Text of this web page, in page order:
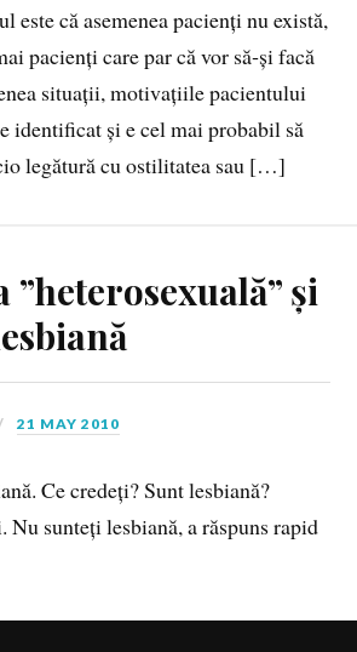
este că asemenea pacienți nu există,
pacienți care par că vor să‑și facă
situații, motivațiile pacientului
identificat și e cel mai probabil să
legătură cu ostilitatea sau […]
”heterosexuală” și
21 MAY 2010
Ce credeți? Sunt lesbiană?
sunteți lesbiană, a răspuns rapid